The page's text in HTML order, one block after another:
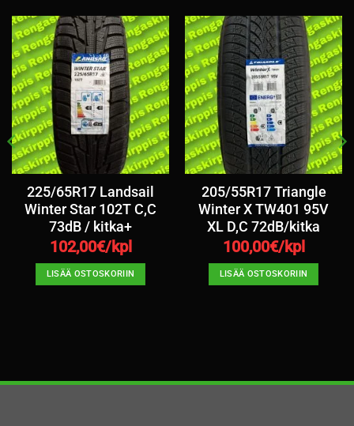
225/65R17 Landsail
Winter Star 102T C,C
73dB / kitka+
102,00€/kpl
LISÄÄ OSTOSKORIIN
205/55R17 Triangle
Winter X TW401 95V
XL D,C 72dB/kitka
100,00€/kpl
LISÄÄ OSTOSKORIIN